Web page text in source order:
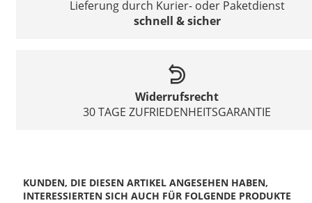
Lieferung durch Kurier- oder Paketdienst
schnell & sicher
Widerrufsrecht
30 TAGE ZUFRIEDENHEITSGARANTIE
KUNDEN, DIE DIESEN ARTIKEL ANGESEHEN HABEN,
INTERESSIERTEN SICH AUCH FÜR FOLGENDE PRODUKTE